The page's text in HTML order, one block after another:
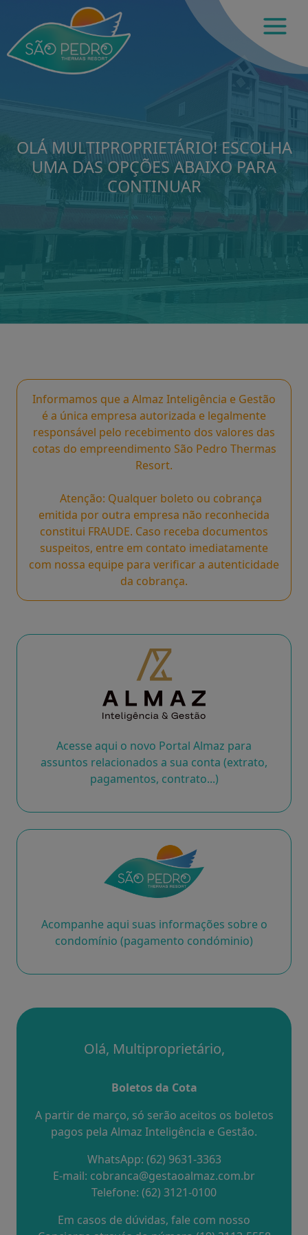
OLÁ MULTIPROPRIETÁRIO! ESCOLHA
UMA DAS OPÇÕES ABAIXO PARA
CONTINUAR
Informamos que a Almaz Inteligência e Gestão
é a única empresa autorizada e legalmente
responsável pelo recebimento dos valores das
cotas do empreendimento São Pedro Thermas
Resort.
Atenção: Qualquer boleto ou cobrança
emitida por outra empresa não reconhecida
constitui FRAUDE. Caso receba documentos
suspeitos, entre em contato imediatamente
com nossa equipe para verificar a autenticidade
da cobrança.
Acesse aqui o novo Portal Almaz para
assuntos relacionados a sua conta (extrato,
pagamentos, contrato...)
Acompanhe aqui suas informações sobre o
condomínio (pagamento condóminio)
Olá, Multiproprietário,
Boletos da Cota
A partir de março, só serão aceitos os boletos
pagos pela Almaz Inteligência e Gestão.
WhatsApp: (62) 9631-3363
E-mail: cobranca@gestaoalmaz.com.br
Telefone: (62) 3121-0100
Em casos de dúvidas, fale com nosso